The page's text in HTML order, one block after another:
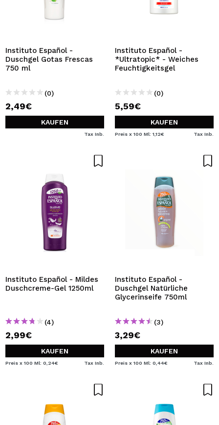
Instituto Español -
Duschgel Gotas Frescas
750 ml
(0)
2,49€
KAUFEN
Tax Inb.
Instituto Español -
*Ultratopic* - Weiches
Feuchtigkeitsgel
(0)
5,59€
KAUFEN
Preis x 100 Ml: 1,12€ Tax Inb.
Instituto Español - Mildes
Duschcreme-Gel 1250ml
(4)
2,99€
KAUFEN
Preis x 100 Ml: 0,24€ Tax Inb.
Instituto Español -
Duschgel Natürliche
Glycerinseife 750ml
(3)
3,29€
KAUFEN
Preis x 100 Ml: 0,44€ Tax Inb.